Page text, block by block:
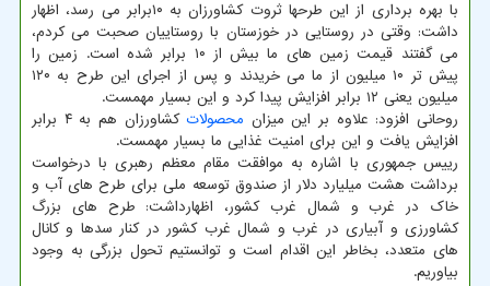
با بهره برداری از این طرحها ثروت کشاورزان به ۱۰برابر می رسد، اظهار
داشت: وقتی در روستایی در خوزستان با روستاییان صحبت می کردم،
می گفتند قیمت زمین های ما بیش از ۱۰ برابر شده است. زمین را
پیش تر ۱۰ میلیون از ما می خریدند و پس از اجرای این طرح به ۱۲۰
میلیون یعنی ۱۲ برابر افزایش پیدا کرد و این بسیار مهمست.
روحانی افزود: علاوه بر این میزان محصولات
کشاورزان هم به ۴ برابر
افزایش یافت و این برای امنیت غذایی ما بسیار مهمست.
رییس جمهوری با اشاره به موافقت مقام معظم رهبری با درخواست
برداشت هشت میلیارد دلار از صندوق توسعه ملی برای طرح های آب و
خاک در غرب و شمال غرب کشور، اظهارداشت: طرح های بزرگ
کشاورزی و آبیاری در غرب و شمال غرب کشور در کنار سدها و کانال
های متعدد، بخاطر این اقدام است و توانستیم تحول بزرگی به وجود
بیاوریم.